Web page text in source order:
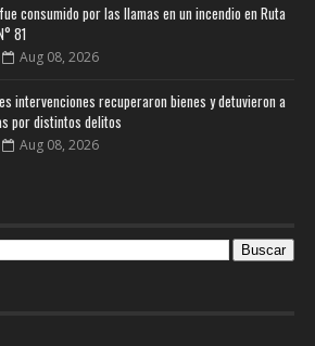
consumido por las llamas en un incendio en Ruta
81
Aug 08, 2026
intervenciones recuperaron bienes y detuvieron a
por distintos delitos
Aug 08, 2026